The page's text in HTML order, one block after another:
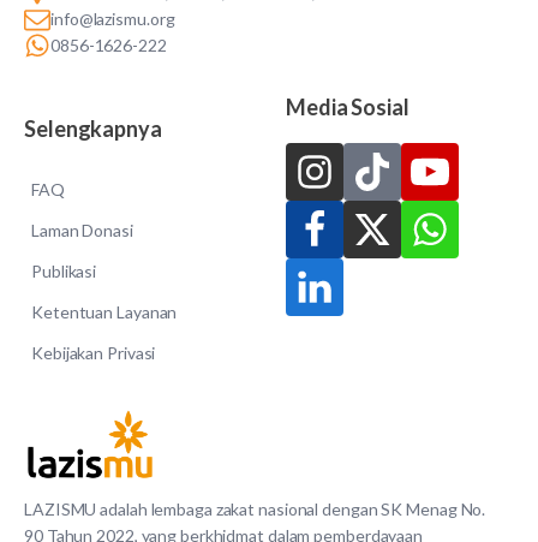
LAZISMU adalah lembaga zakat nasional dengan SK Menag No.
90 Tahun 2022, yang berkhidmat dalam pemberdayaan
info@lazismu.org
0856-1626-222
Selengkapnya
FAQ
Laman Donasi
Publikasi
Ketentuan Layanan
Kebijakan Privasi
Media Sosial